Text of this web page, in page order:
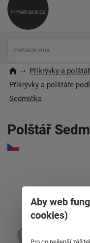
Přikrývky a
Přikrývky a polštáře
Sedmička
Polštář
Aby web
cookies)